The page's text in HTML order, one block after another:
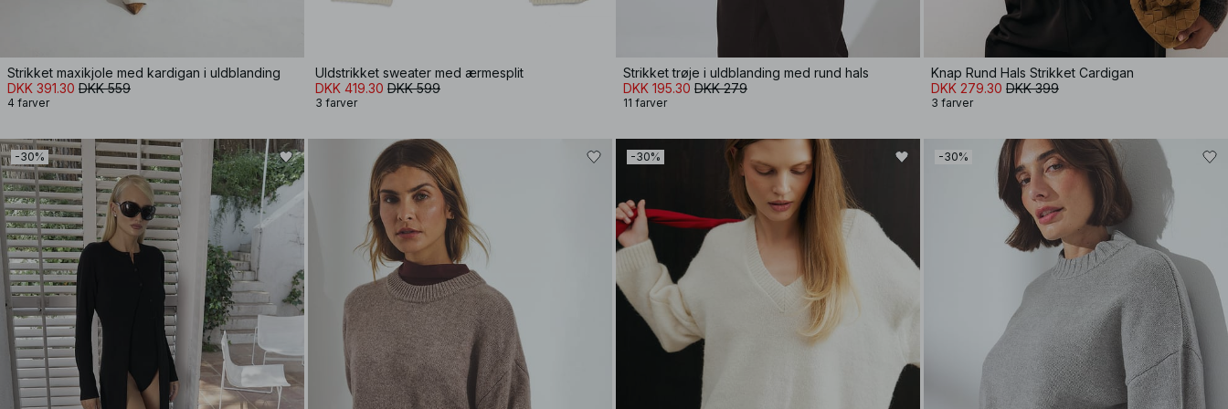
Strikket maxikjole med kardigan i uldblanding
DKK 391.30 DKK 559
4 farver
Uldstrikket sweater med ærmesplit
DKK 419.30 DKK 599
3 farver
Strikket trøje i uldblanding med rund hals
DKK 195.30 DKK 279
11 farver
Knap Rund Hals Strikket Cardigan
DKK 279.30 DKK 399
3 farver
-30% -30% -30%